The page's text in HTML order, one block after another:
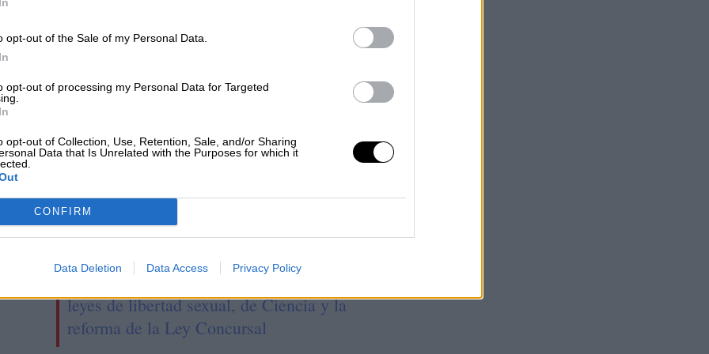
opt-out of the Sale of my Personal Data.
opt-out of processing my Personal Data for Targeted
opt-out of Collection, Use, Retention, Sale, and/or Sharing
Data that Is Unrelated with the Purposes for which it
CONFIRM
Data Deletion Data Access Privacy Policy
RELACIONADAS
El Congreso aprueba definitivamente las
leyes de libertad sexual, de Ciencia y la
reforma de la Ley Concursal